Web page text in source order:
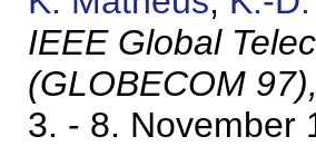
IEEE Global
(GLOBECOM
3. - 8. November